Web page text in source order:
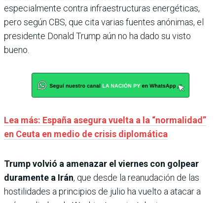
especialmente contra infraestructuras energéticas,
pero según CBS, que cita varias fuentes anónimas, el
presidente Donald Trump aún no ha dado su visto
bueno.
Lea más: España asegura vuelta a la “normalidad”
en Ceuta en medio de crisis diplomática
Trump volvió a amenazar el viernes con golpear
duramente a Irán, que desde la reanudación de las
hostilidades a principios de julio ha vuelto a atacar a